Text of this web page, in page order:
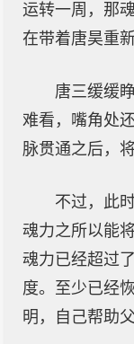
运转一周，那
在带着唐昊重
唐三缓缓
难看，嘴角处
脉贯通之后，
不过，此
魂力之所以能
魂力已经超过
度。至少已经
明，自己帮助